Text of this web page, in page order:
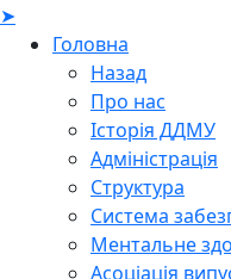
➤
Головна
Назад
Про нас
Історія ДДМУ
Адміністрація
Структура
Система
Ментальне
Асоціація